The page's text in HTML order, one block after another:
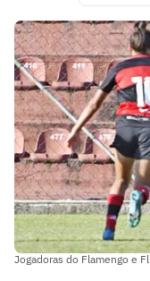
Jogadoras do Flamengo e